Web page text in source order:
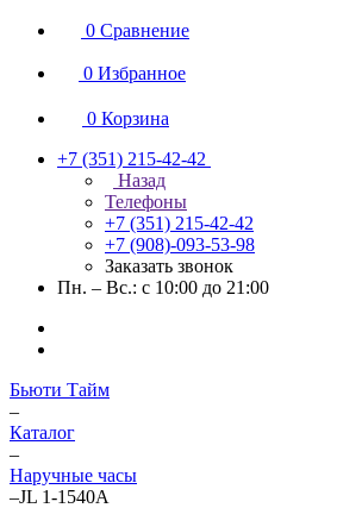
0 Сравнение
0 Избранное
0 Корзина
+7 (351) 215-42-42
Назад
Телефоны
+7 (351) 215-42-42
+7 (908)-093-53-98
Заказать звонок
Пн. – Вс.: с 10:00 до 21:00
Бьюти Тайм
–
Каталог
–
Наручные часы
–JL 1-1540A